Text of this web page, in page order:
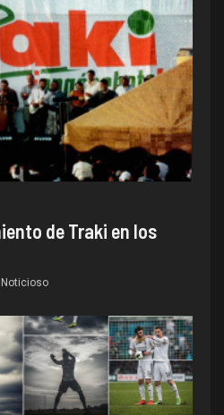
de Traki en los
Noticioso